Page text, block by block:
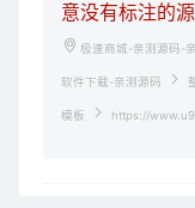
意没有标注的
极速商城-亲测源码-
软件下载-亲测源码
模板 https://